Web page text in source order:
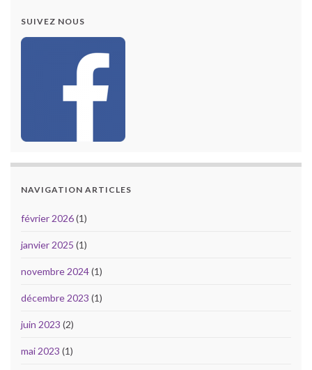
SUIVEZ NOUS
NAVIGATION ARTICLES
février 2026(1)
janvier 2025 (1)
novembre 2024(1)
décembre 2023 (1)
juin 2023 (2)
mai 2023 (1)